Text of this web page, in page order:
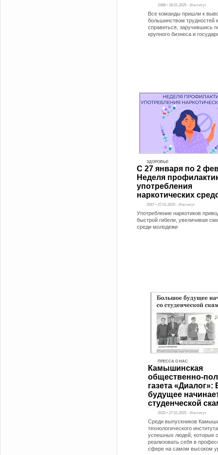
2488 • 28.01.2025 - Институт
Все команды пришли к
большинством трудностей
справиться, заручившись
крупного бизнеса и
ЗДОРОВЬЕ
С 27 января по 2
Неделя
употребления
наркотических
2567 • 27.01.2025 - Институт
Употребление наркотиков
быстрой гибели, увеличивая
среди молодежи
ПРЕССА О НАС
Камышинская
общественно-
газета
будущее
студенческой
2633 • 27.01.2025 - Институт
Среди выпускников
технологического
успешных людей, которые
реализовать себя в
сфере на самом высоком